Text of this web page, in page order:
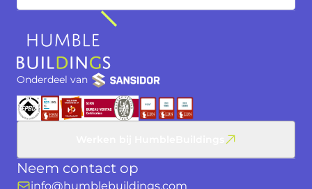
Onderdeel van
Neem contact op
info@humblebuildings.com